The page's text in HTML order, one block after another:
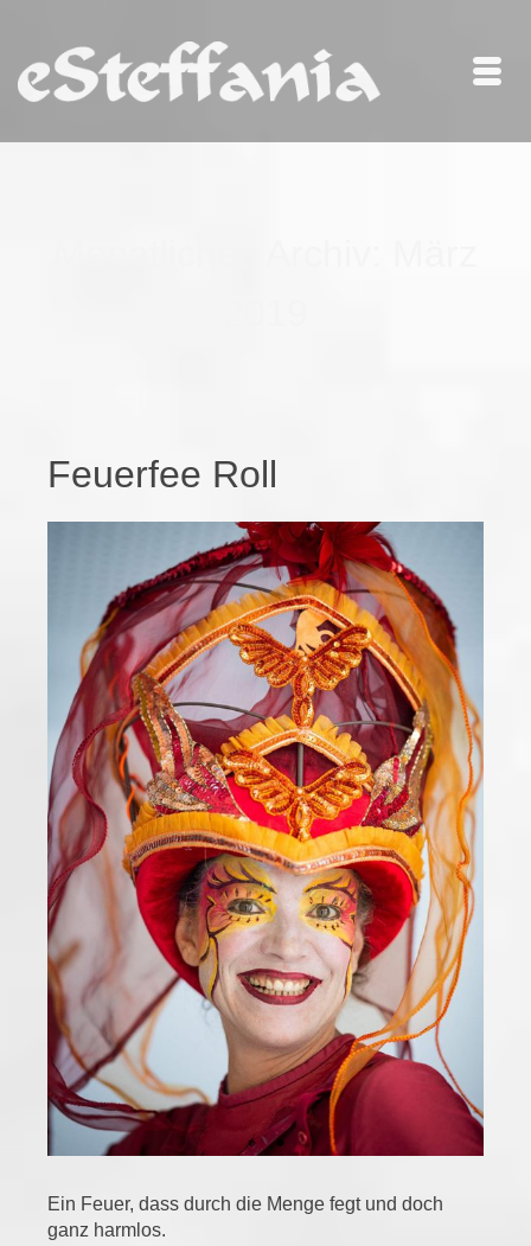
Feuerfee Roll
Ein Feuer, dass durch die Menge fegt und doch
ganz harmlos.